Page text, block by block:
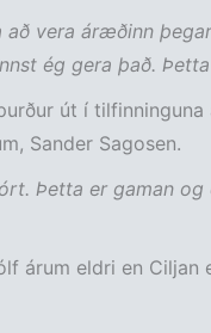
að vera áræðinn
ég gera það.
út í
Sander Sagosen.
Þetta er gaman
árum eldri en Ciljan